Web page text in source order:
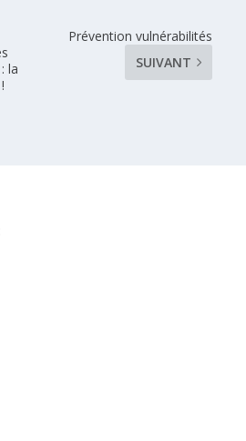
la
Prévention vulnérabilités
SUIVANT